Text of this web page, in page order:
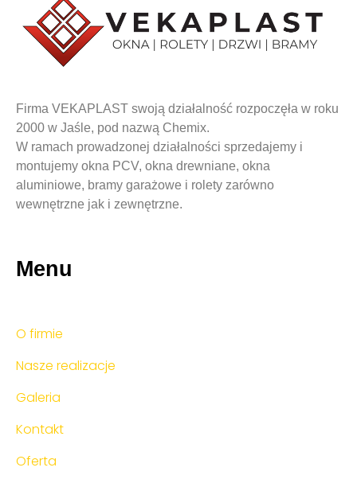
Firma VEKAPLAST swoją działalność rozpoczęła w roku
2000 w Jaśle, pod nazwą Chemix.
W ramach prowadzonej działalności sprzedajemy i
montujemy okna PCV, okna drewniane, okna
aluminiowe, bramy garażowe i rolety zarówno
wewnętrzne jak i zewnętrzne.
Menu
O firmie
Nasze realizacje
Galeria
Kontakt
Oferta